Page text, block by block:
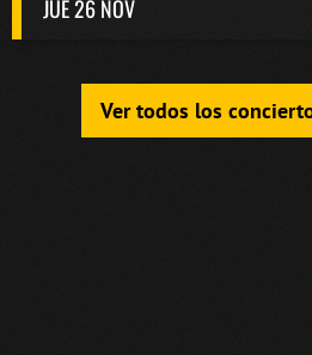
JUE 26 NOV
Ver todos los